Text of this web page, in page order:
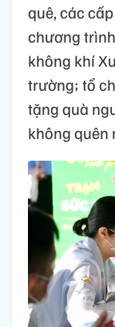
quê, các
chương
không khí
trường; tổ
tặng quà
không quên